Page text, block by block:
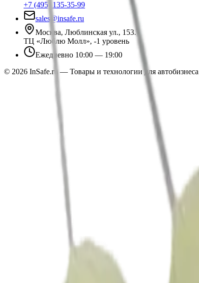
+7 (495) 135-35-99
sales@insafe.ru
Москва, Люблинская ул., 153.
ТЦ «Люблю Молл», -1 уровень
Ежедневно 10:00 — 19:00
© 2026 InSafe.ru — Товары и технологии для автобизнеса